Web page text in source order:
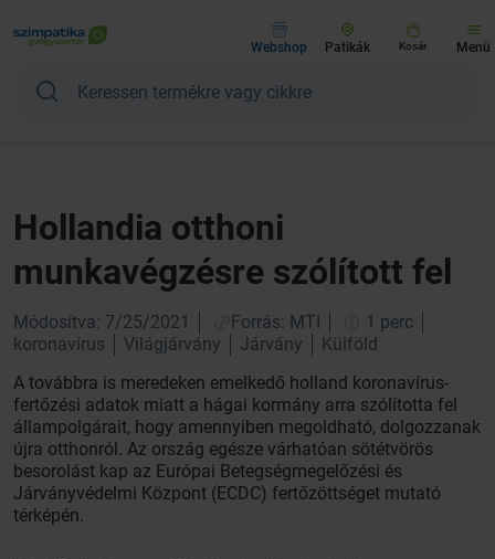
Webshop Patikák Kosár Menü
Hollandia otthoni
munkavégzésre szólított fel
Módosítva: 7/25/2021 Forrás: MTI
1 perc
koronavírus
Világjárvány Járvány
Külföld
A továbbra is meredeken emelkedő holland koronavírus-
fertőzési adatok miatt a hágai kormány arra szólította fel
állampolgárait, hogy amennyiben megoldható, dolgozzanak
újra otthonról. Az ország egésze várhatóan sötétvörös
besorolást kap az Európai Betegségmegelőzési és
Járványvédelmi Központ (ECDC) fertőzöttséget mutató
térképén.